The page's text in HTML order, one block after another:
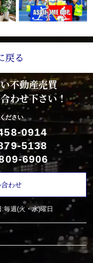
戻る
不動産売買
わせ下さい！
ださい
0914
5138
6906
わせ
:毎週(火・水)曜日